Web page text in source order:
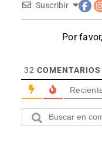
Suscribir
Por
32 COMENTARIOS